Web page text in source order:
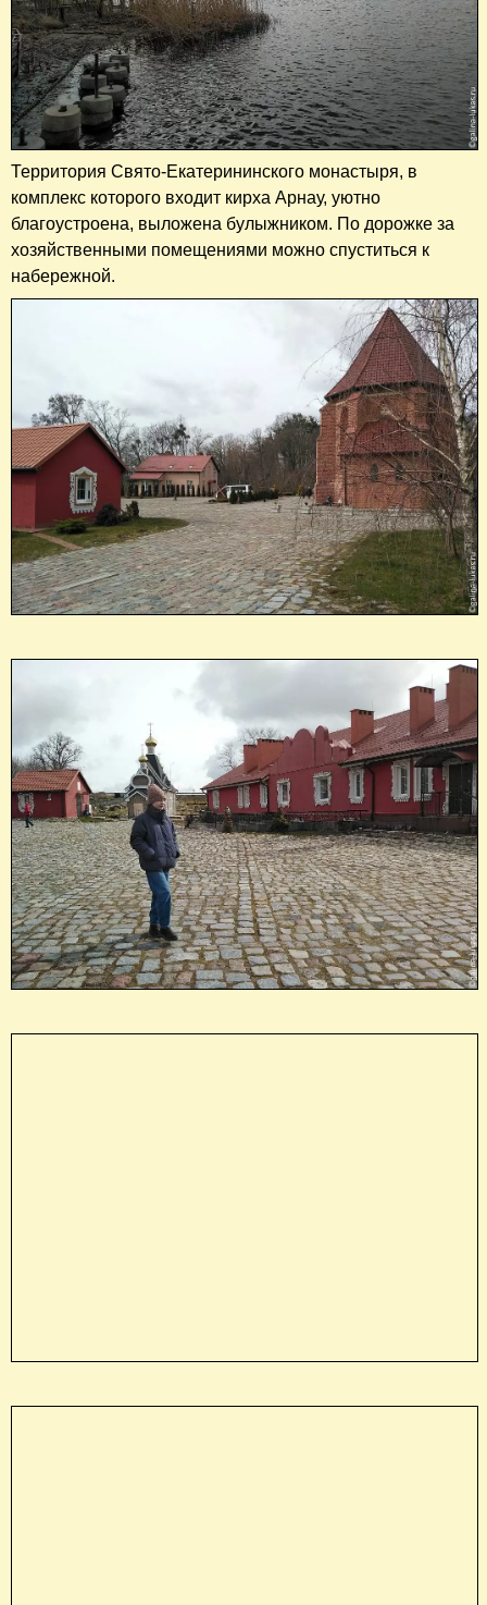
Территория Свято-Екатерининского монастыря, в
комплекс которого входит кирха Арнау, уютно
благоустроена, выложена булыжником. По дорожке за
хозяйственными помещениями можно спуститься к
набережной.